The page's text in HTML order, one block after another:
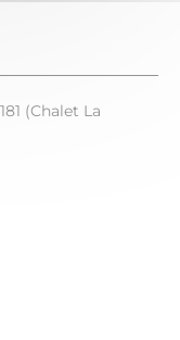
(Chalet La